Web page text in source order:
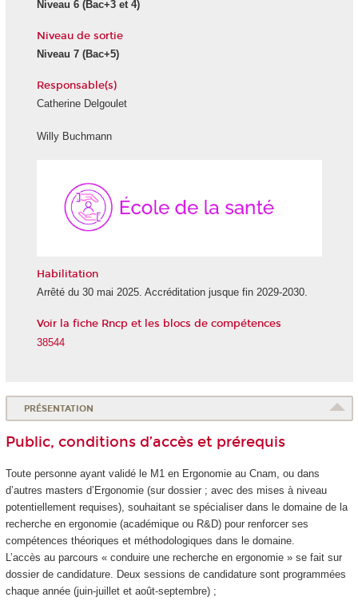
Niveau 6(Bac+3 et 4)
Niveau de sortie
Niveau 7(Bac+5)
Responsable(s)
Catherine Delgoulet
Willy Buchmann
Habilitation
Arrêté du 30 mai 2025. Accréditation jusque fin 2029-2030.
Voir la fiche Rncp et les blocs de compétences
38544
PRÉSENTATION
Public, conditions d’accès et prérequis
Toute personne ayant validé le M1 en Ergonomie au Cnam, ou dans
d’autres masters d’Ergonomie (sur dossier ; avec des mises à niveau
potentiellement requises), souhaitant se spécialiser dans le domaine de la
recherche en ergonomie (académique ou R&D) pour renforcer ses
compétences théoriques et méthodologiques dans le domaine.
L’accès au parcours « conduire une recherche en ergonomie » se fait sur
dossier de candidature. Deux sessions de candidature sont programmées
chaque année (juin-juillet et août-septembre) ;